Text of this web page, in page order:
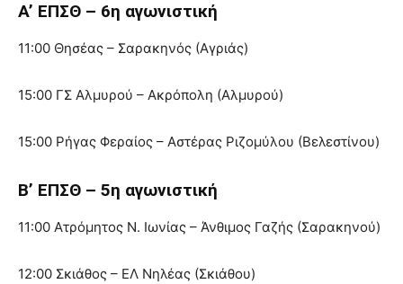
Α’ ΕΠΣΘ – 6η αγωνιστική
11:00 Θησέας – Σαρακηνός (Αγριάς)
15:00 ΓΣ Αλμυρού – Ακρόπολη (Αλμυρού)
15:00 Ρήγας Φεραίος – Αστέρας Ριζομύλου (Βελεστίνου)
Β’ ΕΠΣΘ – 5η αγωνιστική
11:00 Ατρόμητος Ν. Ιωνίας – Άνθιμος Γαζής (Σαρακηνού)
12:00 Σκιάθος – ΕΛ Νηλέας (Σκιάθου)